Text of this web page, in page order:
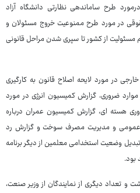
طرح ساماندهی نظارتی دانشگاه آزاد
در مورد طرح ممنوعیت خروج مسئولان و
مسئولیت از کشور تا سپری شدن مراحل قانونی
در مورد لایحه اصلاح قانون به کارگیری
ضروری، گزارش کمیسیون انرژی در مورد
هسته ای، گزارش کمیسیون عمران درباره
عمومی و مدیریت مصرف سوخت و گزارش رد
وضعیت استخدامی معلمین از دیگر برنامه
تعداد دیگری از نمایندگان از وزیر صنعت،